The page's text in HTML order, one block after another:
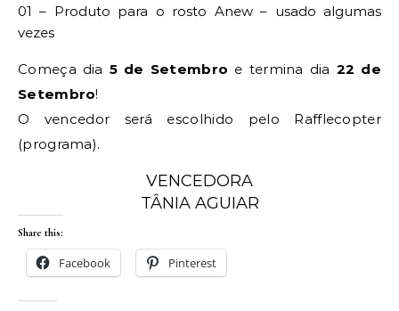
01 – Produto para o rosto Anew – usado algumas
vezes
Começa dia 5 de Setembro e termina dia 22 de
Setembro!
O vencedor será escolhido pelo Rafflecopter
(programa).
VENCEDORA
TÂNIA AGUIAR
Share this:
Facebook Pinterest